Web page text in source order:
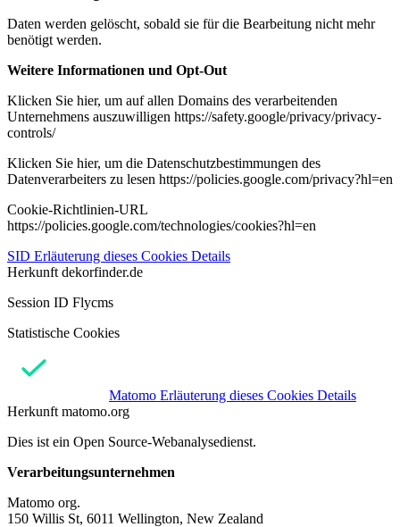
Daten werden gelöscht, sobald sie für die Bearbeitung nicht mehr
benötigt werden.
Weitere Informationen und Opt-Out
Klicken Sie hier, um auf allen Domains des verarbeitenden
Unternehmens auszuwilligen https://safety.google/privacy/privacy-
controls/
Klicken Sie hier, um die Datenschutzbestimmungen des
Datenverarbeiters zu lesen https://policies.google.com/privacy?hl=en
Cookie-Richtlinien-URL
https://policies.google.com/technologies/cookies?hl=en
SID Erläuterung dieses Cookies Details
Herkunft dekorfinder.de
Session ID Flycms
Statistische Cookies
Matomo Erläuterung dieses Cookies Details
Herkunft matomo.org
Dies ist ein Open Source-Webanalysedienst.
Verarbeitungsunternehmen
Matomo org.
150 Willis St, 6011 Wellington, New Zealand